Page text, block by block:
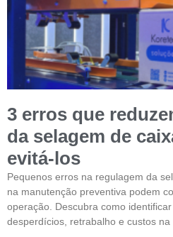
3 erros que
da selagem de
evitá-los
Pequenos erros na regulagem da
na manutenção preventiva podem
operação. Descubra como
desperdícios, retrabalho e custos na